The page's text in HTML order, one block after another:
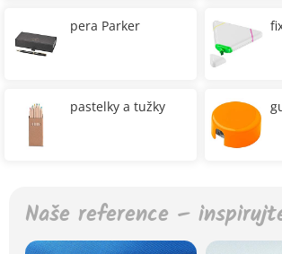
pera Parker
pastelky a tužky
Naše reference –